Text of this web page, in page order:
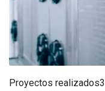
más
Proyectos